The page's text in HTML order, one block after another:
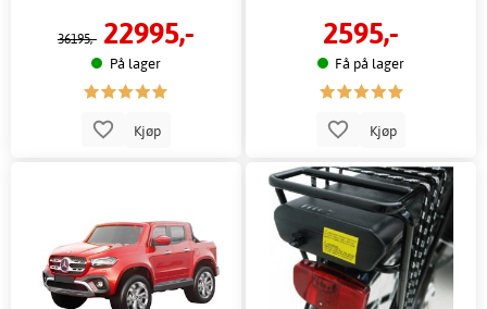
36195,- 22995,-
På lager
Kjøp
2595,-
Få på lager
Kjøp